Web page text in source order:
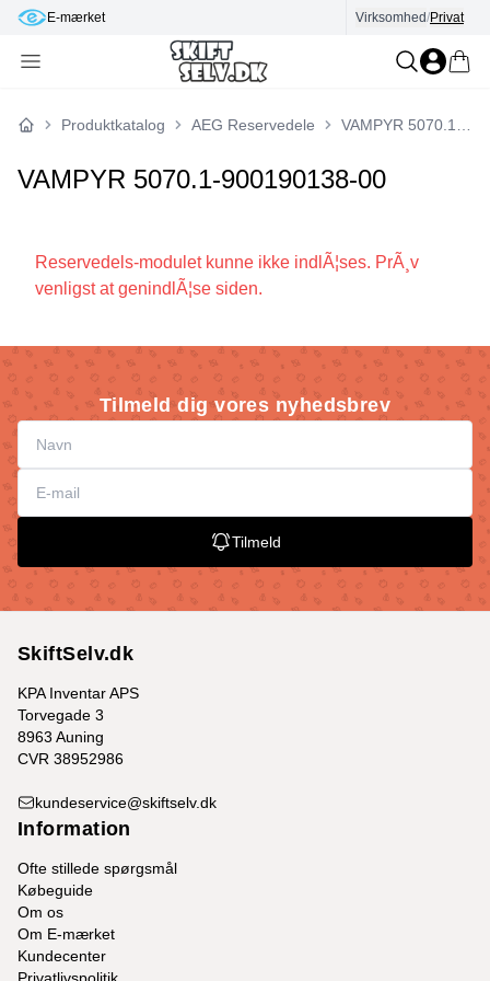
E-mærket Virksomhed/Privat
Forside
Produktkatalog AEG Reservedele
VAMPYR 5070.1-900190138-00
Reservedels-modulet kunne ikke indlÃ¦ses. PrÃ¸v
venligst at genindlÃ¦se siden.
Tilmeld dig vores nyhedsbrev
Tilmeld
SkiftSelv.dk
KPA Inventar APS
Torvegade 3
8963 Auning
CVR 38952986
kundeservice@skiftselv.dk
Information
Ofte stillede spørgsmål
Købeguide
Om os
Om E-mærket
Kundecenter